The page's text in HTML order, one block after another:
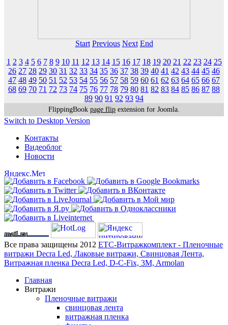
Start Previous Next End
1 2 3 4 5 6 7 8 9 10 11 12 13 14 15 16 17 18 19 20 21 22 23 24 25
26 27 28 29 30 31 32 33 34 35 36 37 38 39 40 41 42 43 44 45 46
47 48 49 50 51 52 53 54 55 56 57 58 59 60 61 62 63 64 65 66 67
68 69 70 71 72 73 74 75 76 77 78 79 80 81 82 83 84 85 86 87 88
89 90 91 92 93 94
FlippingBook page flip extension for Joomla.
Switch to Desktop Version
Контакты
Видеоблог
Новости
Все права защищены 2012 ЕТС-Витражкомплект - Пленочные
витражи Decra Led, Лаковые витражи, Свинцовая Лента,
Витражная пленка Decra Led, D-C-Fix, 3M, Armolan
Главная
Витражи
Пленочные витражи
свинцовая лента
витражная пленка